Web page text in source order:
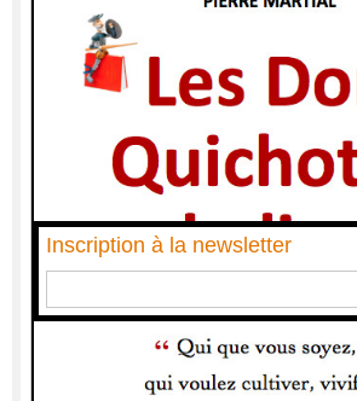
Inscription à la newsletter